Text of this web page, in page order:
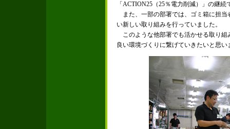
「ACTION25（25％電力削減）」の継
また、一部の部署では、ゴミ箱に担当
い新しい取り組みを行っていました。
このような他部署でも活かせる取り組
良い環境づくりに繋げていきたいと思い